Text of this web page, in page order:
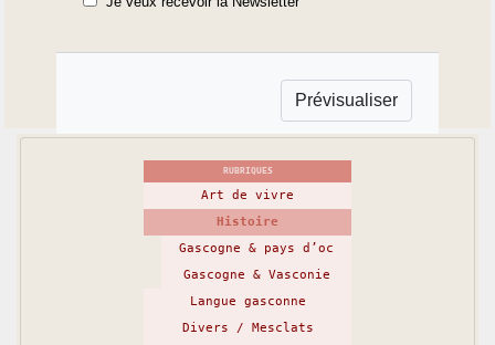
RUBRIQUES
Art de vivre
Histoire
Gascogne & pays d’oc
Gascogne & Vasconie
Langue gasconne
Divers / Mesclats